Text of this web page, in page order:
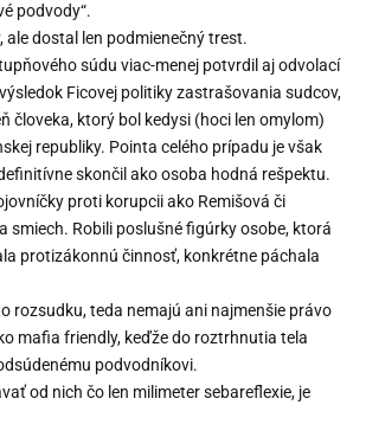
podvody“.
ale dostal len podmienečný trest.
súdu viac-menej potvrdil aj odvolací
Ficovej politiky zastrašovania sudcov,
človeka, ktorý bol kedysi (hoci len omylom)
republiky. Pointa celého prípadu je však
skončil ako osoba hodná rešpektu.
proti korupcii ako Remišová či
smiech. Robili poslušné figúrky osobe, ktorá
protizákonnú činnosť, konkrétne páchala
rozsudku, teda nemajú ani najmenšie právo
mafia friendly, keďže do roztrhnutia tela
podvodníkovi.
od nich čo len milimeter sebareflexie, je